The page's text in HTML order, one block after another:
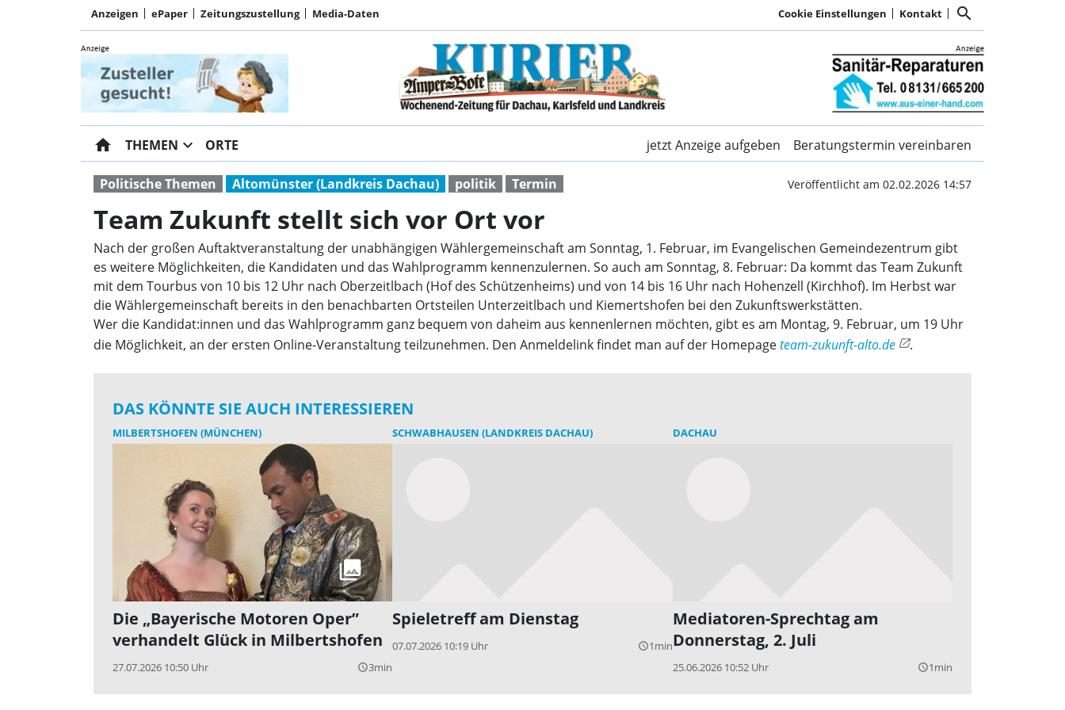
Anzeigen ePaper Zeitungszustellung Media-Daten Cookie Einstellungen Kontakt search
Team Zukunft stellt sich vor Ort vor | Kurier
home THEMEN expand_more ORTE jetzt Anzeige aufgeben Beratungstermin vereinbaren
Politische Themen Altomünster (Landkreis Dachau) politik Termin Veröffentlicht am 02.02.2026 14:57
Team Zukunft stellt sich vor Ort vor
Nach der großen Auftaktveranstaltung der unabhängigen Wählergemeinschaft am Sonntag, 1. Februar, im Evangelischen Gemeindezentrum gibt
es weitere Möglichkeiten, die Kandidaten und das Wahlprogramm kennenzulernen. So auch am Sonntag, 8. Februar: Da kommt das Team Zukunft
mit dem Tourbus von 10 bis 12 Uhr nach Oberzeitlbach (Hof des Schützenheims) und von 14 bis 16 Uhr nach Hohenzell (Kirchhof). Im Herbst war
die Wählergemeinschaft bereits in den benachbarten Ortsteilen Unterzeitlbach und Kiemertshofen bei den Zukunftswerkstätten.
Wer die Kandidat:innen und das Wahlprogramm ganz bequem von daheim aus kennenlernen möchten, gibt es am Montag, 9. Februar, um 19 Uhr
die Möglichkeit, an der ersten Online-Veranstaltung teilzunehmen. Den Anmeldelink findet man auf der Homepageteam-zukunft-alto.de .
DAS KÖNNTE SIE AUCH INTERESSIEREN
MILBERTSHOFEN (MÜNCHEN)
Die „Bayerische Motoren Oper”
verhandelt Glück in Milbertshofen
27.07.2026 10:50 Uhr query_builder3min
SCHWABHAUSEN (LANDKREIS DACHAU)
Spieletreff am Dienstag
07.07.2026 10:19 Uhr query_builder1min
DACHAU
Mediatoren-Sprechtag am
Donnerstag, 2. Juli
25.06.2026 10:52 Uhr query_builder1min